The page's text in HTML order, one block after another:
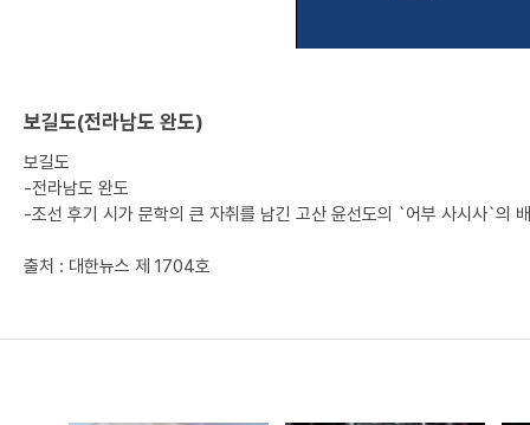
보길도(전라남도 완도)
보길도
-전라남도 완도
-조선 후기 시가 문학의 큰 자취를 남긴 고산 윤선도의 `어부 사시사`의
출처 : 대한뉴스 제 1704호